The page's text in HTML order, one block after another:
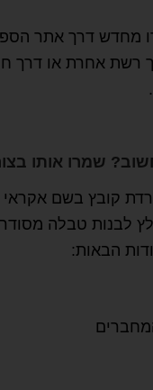
מחדש דרך אתר
רשת אחרת או דרך
שמרו אותו
קובץ בשם אקראי
לבנות טבלה
הבאות: